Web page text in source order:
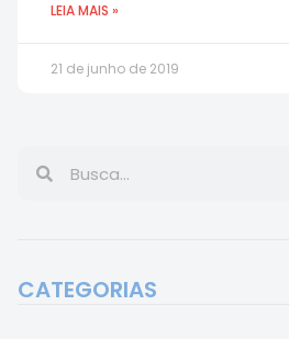
LEIA MAIS »
21 de junho de 2019
CATEGORIAS